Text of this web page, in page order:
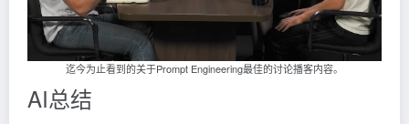
迄今为止看到的关于Prompt Engineering最佳的讨论播客内容。
AI总结